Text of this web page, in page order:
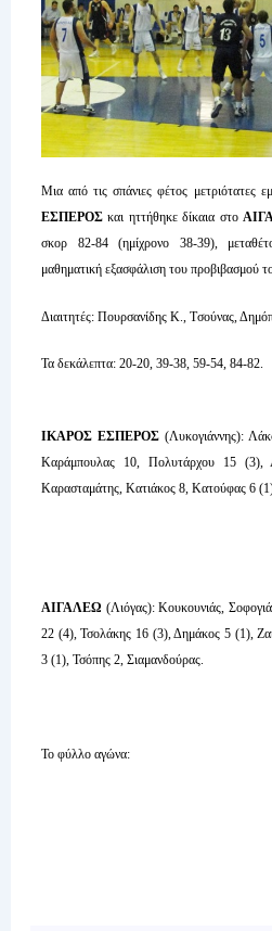
Μια από τις σπάνιες φέτος μετριότατες
ΕΣΠΕΡΟΣκαι ηττήθηκε δίκαια στο
σκορ 82-84 (ημίχρονο 38-39),
μαθηματική εξασφάλιση του προβιβασμού
Διαιτητές: Πουρσανίδης Κ., Tσούνας,
Τα δεκάλεπτα: 20-20, 39-38, 59-54, 84-82.
ΙΚΑΡΟΣ ΕΣΠΕΡΟΣ (Λυκογιάννης):
Καράμπουλας 10, Πολυτάρχου 15 (3),
Καρασταμάτης, Κατιάκος 8, Κατούφας 6
ΑΙΓΑΛΕΩ (Λιόγας): Κουκουνιάς,
22 (4), Τσολάκης 16 (3), Δημάκος 5 (1),
3 (1), Τσόπης 2, Σιαμανδούρας.
Το φύλλο αγώνα: